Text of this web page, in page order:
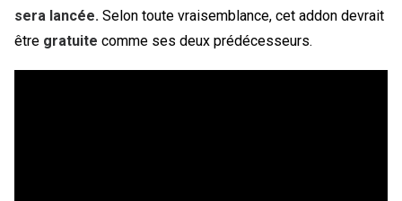
sera lancée. Selon toute vraisemblance, cet addon devrait
être gratuite comme ses deux prédécesseurs.